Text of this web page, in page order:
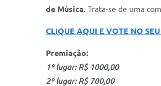
de Música. Trata-se de uma
CLIQUE AQUI E VOTE NO
Premiação:
1º lugar: R$ 1000,00
2º lugar: R$ 700,00